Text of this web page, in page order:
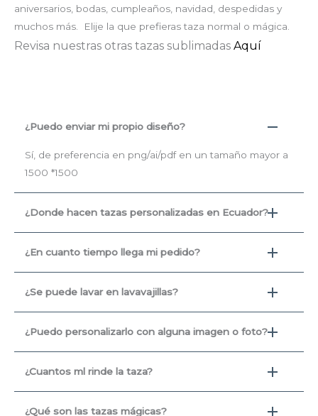
aniversarios, bodas, cumpleaños, navidad, despedidas y
muchos más. Elije la que prefieras taza normal o mágica.
Revisa nuestras otras tazas sublimadas Aquí
¿Puedo enviar mi propio diseño?
Sí, de preferencia en png/ai/pdf en un tamaño mayor a
1500 *1500
¿Donde hacen tazas personalizadas en Ecuador?
¿En cuanto tiempo llega mi pedido?
¿Se puede lavar en lavavajillas?
¿Puedo personalizarlo con alguna imagen o foto?
¿Cuantos ml rinde la taza?
¿Qué son las tazas mágicas?